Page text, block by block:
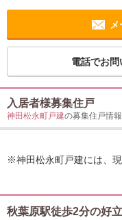
電話でお問
入居者様募集住戸
神田松永町戸建の募集住戸情報
※神田松永町戸建には、
秋葉原駅徒歩2分の好立